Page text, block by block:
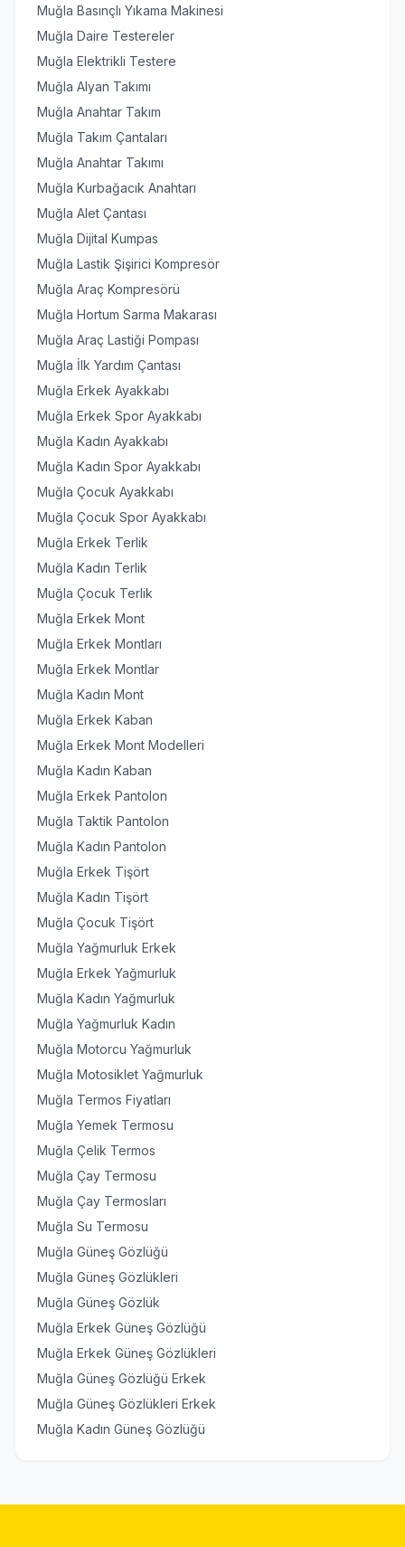
Muğla Basınçlı Yıkama Makinesi
Muğla Daire Testereler
Muğla Elektrikli Testere
Muğla Alyan Takımı
Muğla Anahtar Takım
Muğla Takım Çantaları
Muğla Anahtar Takımı
Muğla Kurbağacık Anahtarı
Muğla Alet Çantası
Muğla Dijital Kumpas
Muğla Lastik Şişirici Kompresör
Muğla Araç Kompresörü
Muğla Hortum Sarma Makarası
Muğla Araç Lastiği Pompası
Muğla İlk Yardım Çantası
Muğla Erkek Ayakkabı
Muğla Erkek Spor Ayakkabı
Muğla Kadın Ayakkabı
Muğla Kadın Spor Ayakkabı
Muğla Çocuk Ayakkabı
Muğla Çocuk Spor Ayakkabı
Muğla Erkek Terlik
Muğla Kadın Terlik
Muğla Çocuk Terlik
Muğla Erkek Mont
Muğla Erkek Montları
Muğla Erkek Montlar
Muğla Kadın Mont
Muğla Erkek Kaban
Muğla Erkek Mont Modelleri
Muğla Kadın Kaban
Muğla Erkek Pantolon
Muğla Taktik Pantolon
Muğla Kadın Pantolon
Muğla Erkek Tişört
Muğla Kadın Tişört
Muğla Çocuk Tişört
Muğla Yağmurluk Erkek
Muğla Erkek Yağmurluk
Muğla Kadın Yağmurluk
Muğla Yağmurluk Kadın
Muğla Motorcu Yağmurluk
Muğla Motosiklet Yağmurluk
Muğla Termos Fiyatları
Muğla Yemek Termosu
Muğla Çelik Termos
Muğla Çay Termosu
Muğla Çay Termosları
Muğla Su Termosu
Muğla Güneş Gözlüğü
Muğla Güneş Gözlükleri
Muğla Güneş Gözlük
Muğla Erkek Güneş Gözlüğü
Muğla Erkek Güneş Gözlükleri
Muğla Güneş Gözlüğü Erkek
Muğla Güneş Gözlükleri Erkek
Muğla Kadın Güneş Gözlüğü